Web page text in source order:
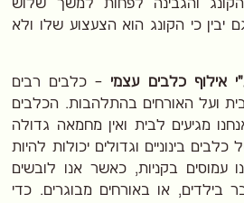
והגבינה לפחות למשך שלוש
יבין כי הקונג הוא הצעצוע שלו ולא
אילוף כלבים עצמי – כלבים רבים
ועל האורחים בהתלהבות. הכלבים
מגיעים לבית ואין מחמאה גדולה
בינוניים וגדולים יכולות להיות
עמוסים בקניות, כאשר אנו לובשים
בילדים, או באורחים מבוגרים. כדי